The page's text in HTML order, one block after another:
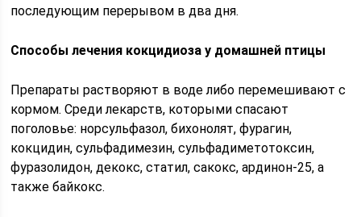
последующим перерывом в два дня.
Способы лечения кокцидиоза у домашней птицы
Препараты растворяют в воде либо перемешивают с
кормом. Среди лекарств, которыми спасают
поголовье: норсульфазол, бихонолят, фурагин,
кокцидин, сульфадимезин, сульфадиметотоксин,
фуразолидон, декокс, статил, сакокс, ардинон-25, а
также байкокс.